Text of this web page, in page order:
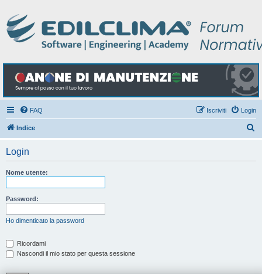
FAQ Login
Iscriviti
Indice
Login
Nome utente:
Password:
Ho dimenticato la password
Ricordami
Nascondi il mio stato per questa sessione